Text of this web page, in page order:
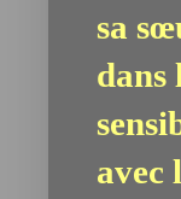
sa
dans
avec